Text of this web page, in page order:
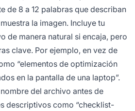
de 8 a 12 palabras que describan
la imagen. Incluye tu
de manera natural si encaja, pero
clave. Por ejemplo, en vez de
“elementos de optimización
en la pantalla de una laptop”.
del archivo antes de
descriptivos como “checklist-